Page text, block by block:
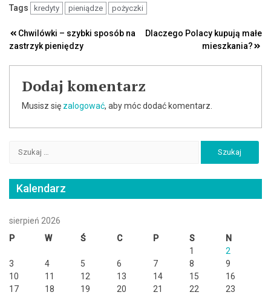
Tags kredyty pieniądze pożyczki
Nawigacja
wpisu
Chwilówki – szybki sposób na
zastrzyk pieniędzy
Dlaczego Polacy kupują małe
mieszkania?
Dodaj komentarz
Musisz się zalogować, aby móc dodać komentarz.
Kalendarz
sierpień 2026
P
W Ś C P S
N
1
2
3
4 5 6 7 8
9
10
11 12 13 14 15
16
17
18 19 20 21 22
23